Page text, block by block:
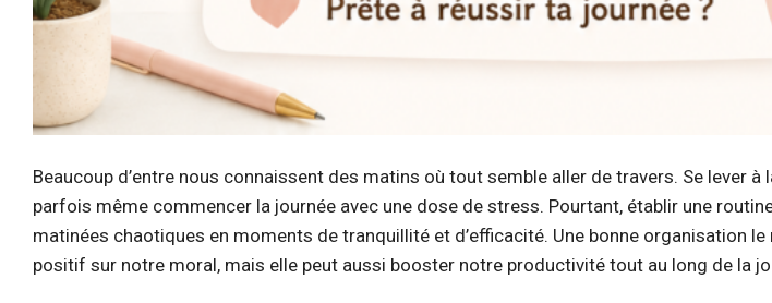
Beaucoup d’entre nous connaissent des matins où tout semble aller de travers. Se lever à
parfois même commencer la journée avec une dose de stress. Pourtant, établir une
matinées chaotiques en moments de tranquillité et d’efficacité. Une bonne organisation
positif sur notre moral, mais elle peut aussi booster notre productivité tout au long de la